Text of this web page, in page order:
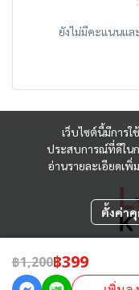
ยังไม่มีคะแนนแล
฿1,200฿399
เว็บไซต์นี้มีการ
ประสบการณ์ที่ดีในก
อ่านรายละเอียดเพิ่
ตั้งค่า